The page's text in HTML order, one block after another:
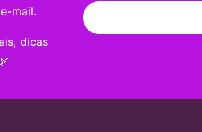
mail.
dicas